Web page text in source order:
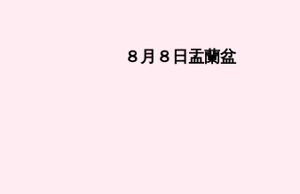
８月８日盂蘭盆